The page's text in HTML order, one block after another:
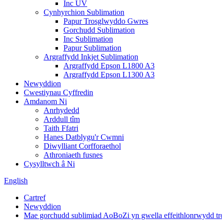
Inc UV
Cynhyrchion Sublimation
Papur Trosglwyddo Gwres
Gorchudd Sublimation
Inc Sublimation
Papur Sublimation
Argraffydd Inkjet Sublimation
Argraffydd Epson L1800 A3
Argraffydd Epson L1300 A3
Newyddion
Cwestiynau Cyffredin
Amdanom Ni
Anrhydedd
Arddull tîm
Taith Ffatri
Hanes Datblygu'r Cwmni
Diwylliant Corfforaethol
Athroniaeth fusnes
Cysylltwch â Ni
English
Cartref
Newyddion
Mae gorchudd sublimiad AoBoZi yn gwella effeithlonrwydd